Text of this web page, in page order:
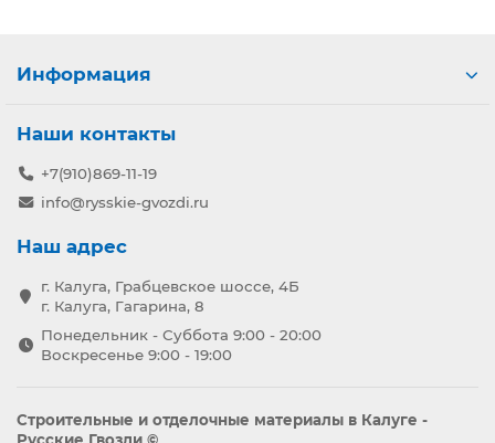
Информация
Наши контакты
+7(910)869-11-19
info@rysskie-gvozdi.ru
Наш адрес
г. Калуга, Грабцевское шоссе, 4Б
г. Калуга, Гагарина, 8
Понедельник - Суббота 9:00 - 20:00
Воскресенье 9:00 - 19:00
Строительные и отделочные материалы в Калуге -